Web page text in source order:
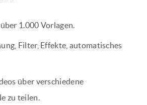
1.000 Vorlagen.
Filter, Effekte, automatisches
über verschiedene
zu teilen.